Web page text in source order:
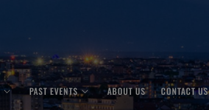
PAST EVENTS ABOUT US CONTACT US